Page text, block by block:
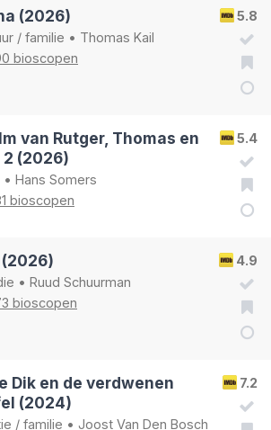
5.8
(2026)
/ familie • Thomas Kail
bioscopen
5.4
van Rutger, Thomas en
2 (2026)
• Hans Somers
bioscopen
4.9
• Ruud Schuurman
bioscopen
7.2
Dik en de verdwenen
(2024)
/ familie • Joost Van Den Bosch